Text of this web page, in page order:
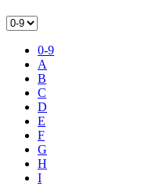
0-9
A
B
C
D
E
F
G
H
I